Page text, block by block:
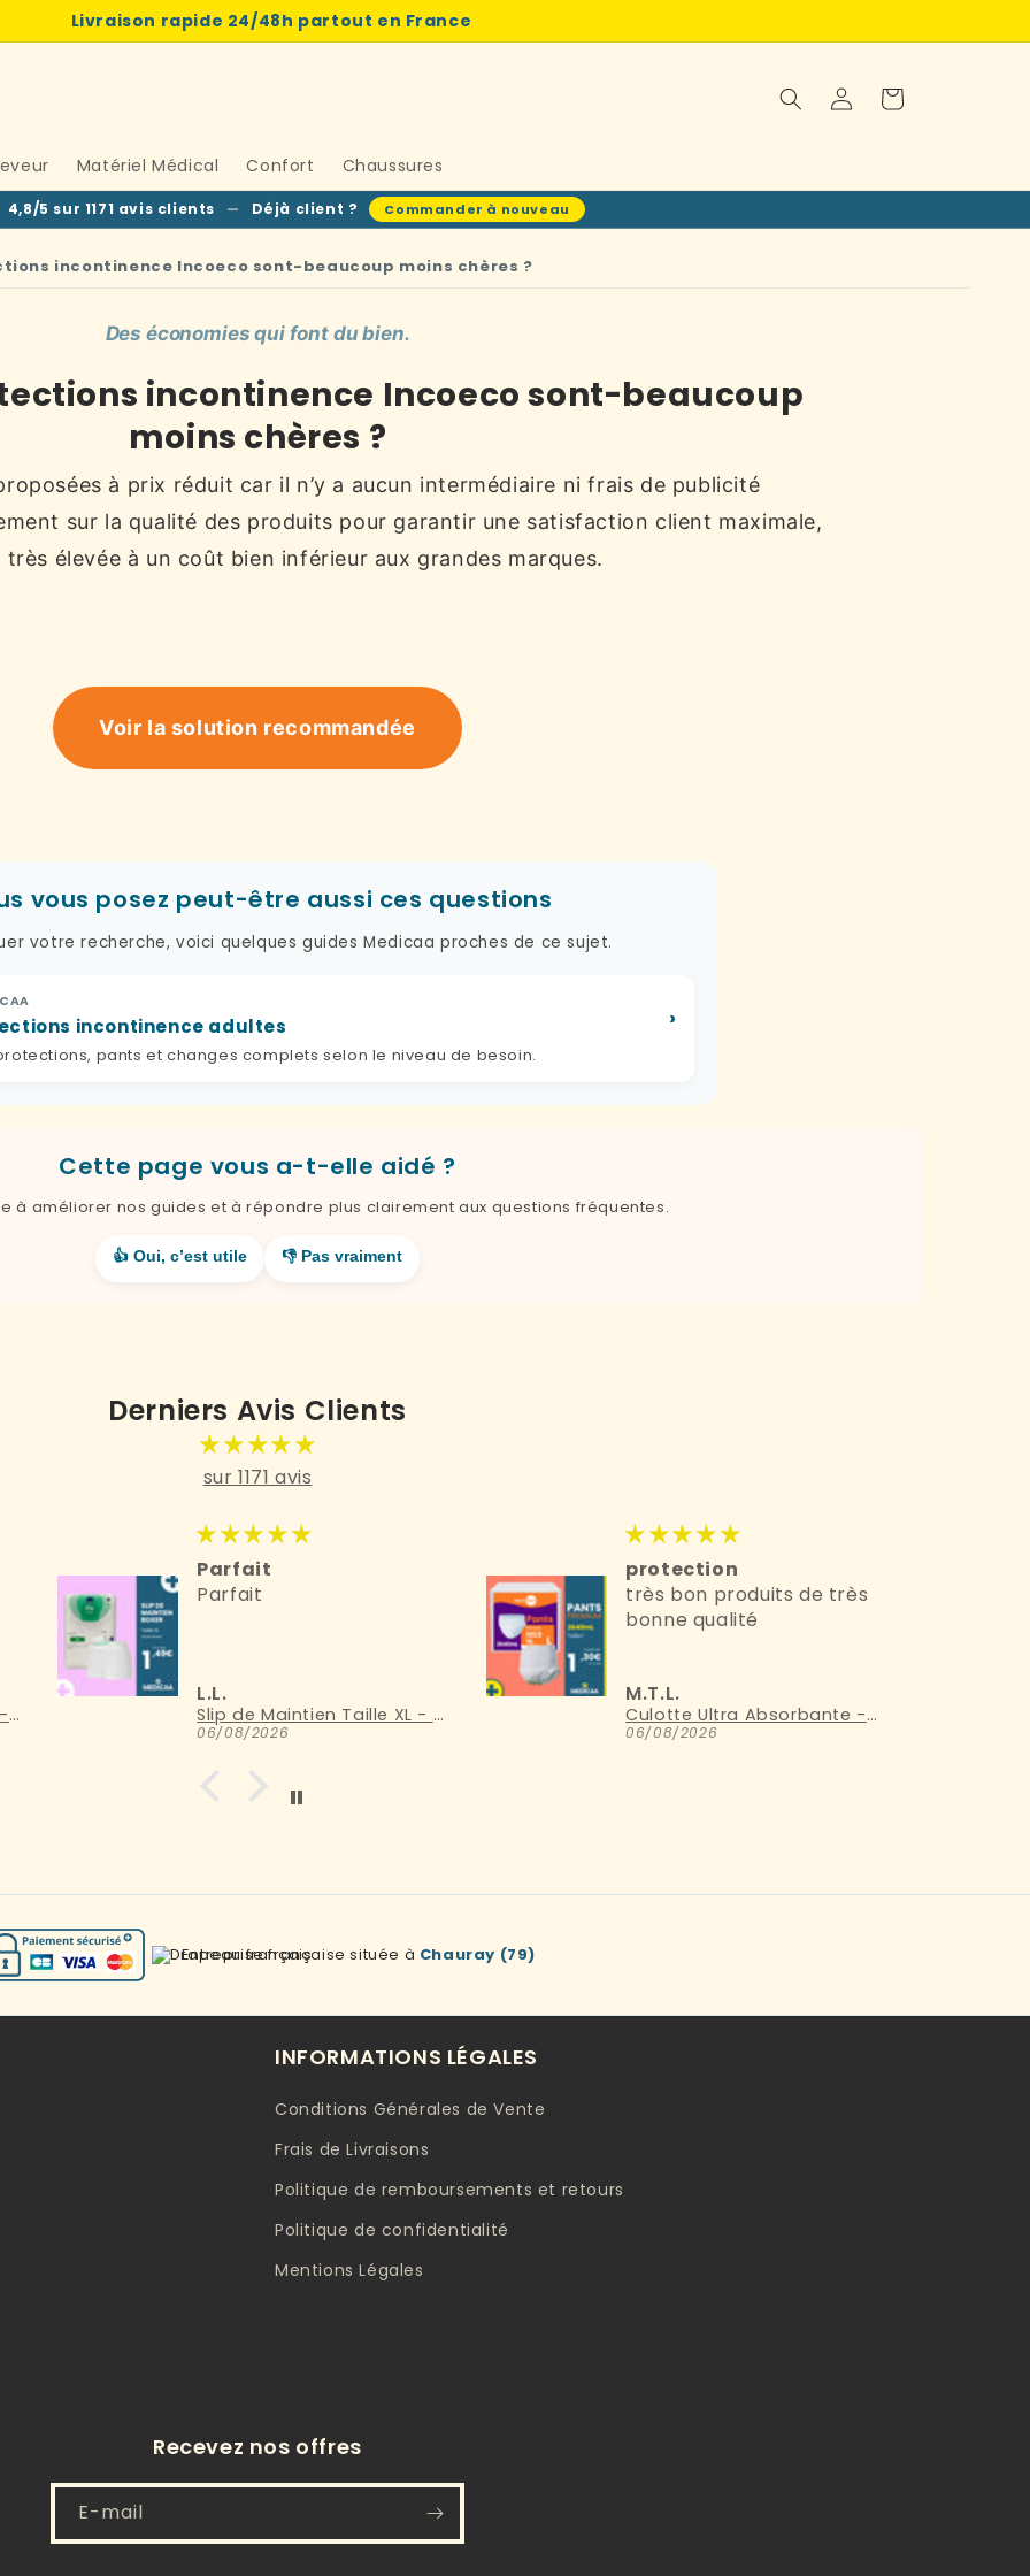
Livraison rapide 24/48h partout en France
Matériel Médical Confort Chaussures
ConnexionPanier
4,8/5 sur 1171 avis clients — Déjà client ? Commander à nouveau
incontinence Incoeco sont-beaucoup moins chères ?
Des économies qui font du bien.
incontinence Incoeco sont-beaucoup
moins chères ?
à prix réduit car il n’y a aucun intermédiaire ni frais de publicité
sur la qualité des produits pour garantir une satisfaction client maximale,
élevée à un coût bien inférieur aux grandes marques.
Voir la solution recommandée
vous posez peut-être aussi ces questions
votre recherche, voici quelques guides Medicaa proches de ce sujet.
incontinence adultes
pants et changes complets selon le niveau de besoin.
›
Cette page vous a-t-elle aidé ?
à améliorer nos guides et à répondre plus clairement aux questions fréquentes.
👍 Oui, c’est utile 👎 Pas vraiment
Derniers Avis Clients
sur 1171 avis
Culotte Ultra Absorbante - Pants Premium - 4000 mL - Taille XL - IncoEco
Parfait
Parfait
L.L.
Slip de Maintien Taille XL - Boxer
06/08/2026
protection
très bon produits de très
bonne qualité
M.T.L.
Culotte Ultra Absorbante - Pants Premium - 3640mL - Taille L - IncoEco
06/08/2026
Entreprise française située à Chauray (79)
INFORMATIONS LÉGALES
Conditions Générales de Vente
Frais de Livraisons
Politique de remboursements et retours
Politique de confidentialité
Mentions Légales
Recevez nos offres
E-mail